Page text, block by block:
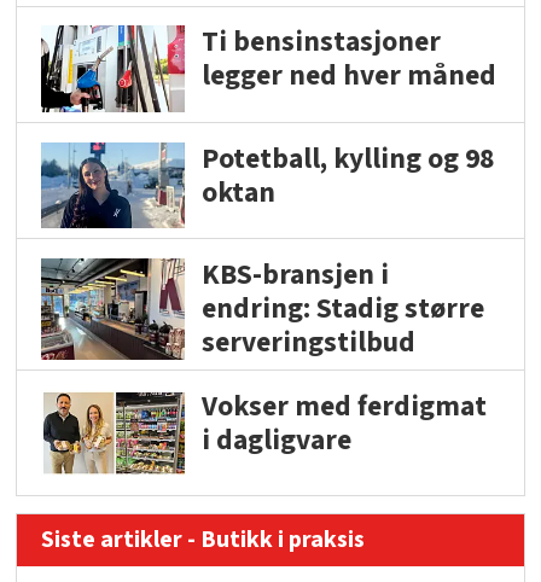
Ti bensinstasjoner
legger ned hver måned
Potetball, kylling og 98
oktan
KBS-bransjen i
endring: Stadig større
serveringstilbud
Vokser med ferdigmat
i dagligvare
Siste artikler - Butikk i praksis